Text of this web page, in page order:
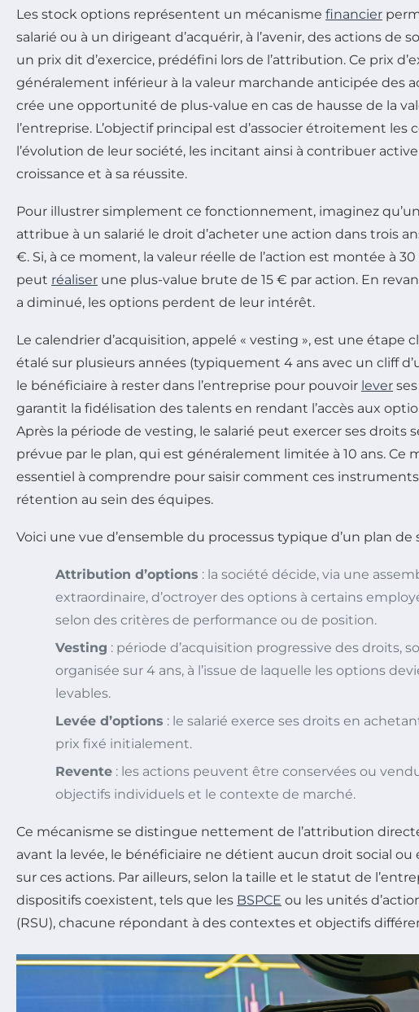
Les stock options représentent un mécanisme financier
salarié ou à un dirigeant d’acquérir, à l’avenir, des actions de
un prix dit d’exercice, prédéfini lors de l’attribution. Ce prix
généralement inférieur à la valeur marchande anticipée des
crée une opportunité de plus-value en cas de hausse de la
l’entreprise. L’objectif principal est d’associer étroitement les
l’évolution de leur société, les incitant ainsi à contribuer
croissance et à sa réussite.
Pour illustrer simplement ce fonctionnement, imaginez
attribue à un salarié le droit d’acheter une action dans trois
€. Si, à ce moment, la valeur réelle de l’action est montée à 30
peut réaliser une plus-value brute de 15 € par action. En
a diminué, les options perdent de leur intérêt.
Le calendrier d’acquisition, appelé « vesting », est une étape
étalé sur plusieurs années (typiquement 4 ans avec un cliff
le bénéficiaire à rester dans l’entreprise pour pouvoir lever
garantit la fidélisation des talents en rendant l’accès aux
Après la période de vesting, le salarié peut exercer ses droits
prévue par le plan, qui est généralement limitée à 10 ans. Ce
essentiel à comprendre pour saisir comment ces
rétention au sein des équipes.
Voici une vue d’ensemble du processus typique d’un plan de
Attribution d’options : la société décide, via une
extraordinaire, d’octroyer des options à certains
selon des critères de performance ou de position.
Vesting : période d’acquisition progressive des droits,
organisée sur 4 ans, à l’issue de laquelle les options
levables.
Levée d’options : le salarié exerce ses droits en
prix fixé initialement.
Revente : les actions peuvent être conservées ou
objectifs individuels et le contexte de marché.
Ce mécanisme se distingue nettement de l’attribution
avant la levée, le bénéficiaire ne détient aucun droit social ou
sur ces actions. Par ailleurs, selon la taille et le statut de
dispositifs coexistent, tels que les BSPCE ou les unités
(RSU), chacune répondant à des contextes et objectifs